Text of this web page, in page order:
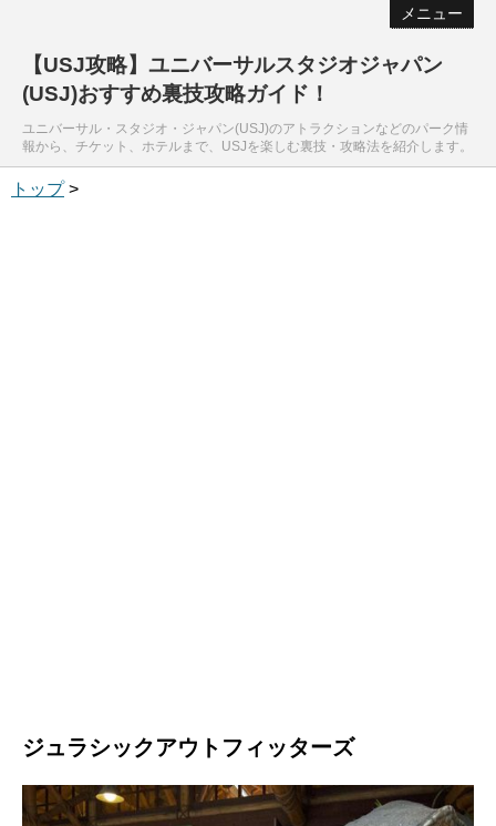
メニュー
【USJ攻略】ユニバーサルスタジオジャパン
(USJ)おすすめ裏技攻略ガイド！
ユニバーサル・スタジオ・ジャパン(USJ)のアトラクションなどのパーク情
報から、チケット、ホテルまで、USJを楽しむ裏技・攻略法を紹介します。
トップ>
ジュラシックアウトフィッターズ